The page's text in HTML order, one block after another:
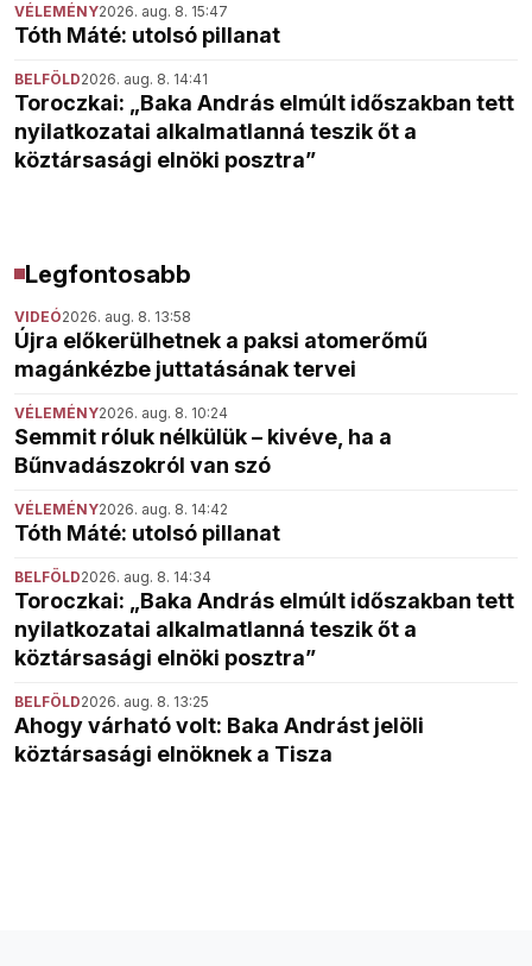
VÉLEMÉNY2026. aug. 8. 15:47
Tóth Máté: utolsó pillanat
BELFÖLD2026. aug. 8. 14:41
Toroczkai: „Baka András elmúlt időszakban tett
nyilatkozatai alkalmatlanná teszik őt a
köztársasági elnöki posztra”
Legfontosabb
VIDEÓ2026. aug. 8. 13:58
Újra előkerülhetnek a paksi atomerőmű
magánkézbe juttatásának tervei
VÉLEMÉNY2026. aug. 8. 10:24
Semmit róluk nélkülük – kivéve, ha a
Bűnvadászokról van szó
VÉLEMÉNY2026. aug. 8. 14:42
Tóth Máté: utolsó pillanat
BELFÖLD2026. aug. 8. 14:34
Toroczkai: „Baka András elmúlt időszakban tett
nyilatkozatai alkalmatlanná teszik őt a
köztársasági elnöki posztra”
BELFÖLD2026. aug. 8. 13:25
Ahogy várható volt: Baka Andrást jelöli
köztársasági elnöknek a Tisza